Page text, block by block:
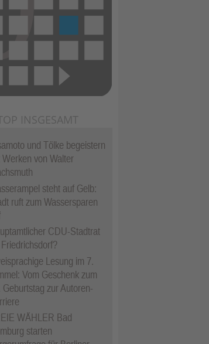
INSGESAMT
und Tölke begeistern
Werken von Walter
steht auf Gelb:
ruft zum Wassersparen
CDU-Stadtrat
Lesung im 7.
Vom Geschenk zum
Geburtstag zur Autoren-
WÄHLER Bad
starten